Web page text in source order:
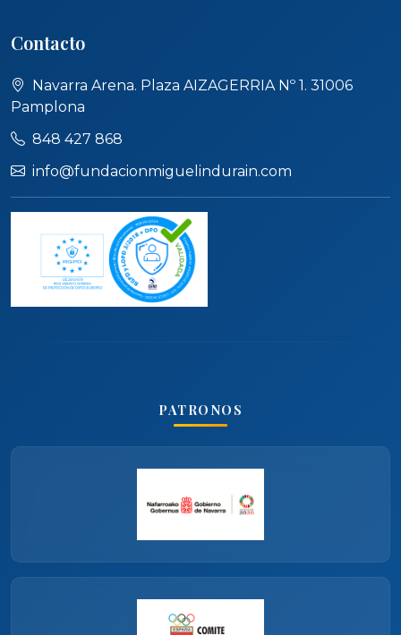
Contacto
Navarra Arena. Plaza AIZAGERRIA Nº 1. 31006
Pamplona
848 427 868
info@fundacionmiguelindurain.com
PATRONOS